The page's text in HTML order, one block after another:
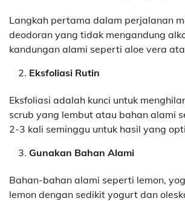
Langkah pertama dalam perjalanan
deodoran yang tidak mengandung
kandungan alami seperti aloe vera
Eksfoliasi Rutin
Eksfoliasi adalah kunci untuk
scrub yang lembut atau bahan alami
2-3 kali seminggu untuk hasil yang
Gunakan Bahan Alami
Bahan-bahan alami seperti lemon,
lemon dengan sedikit yogurt dan